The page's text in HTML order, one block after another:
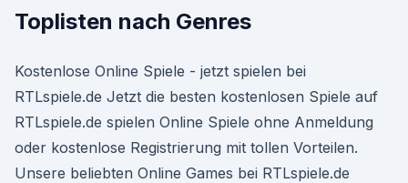
Toplisten nach Genres
Kostenlose Online Spiele - jetzt spielen bei
RTLspiele.de Jetzt die besten kostenlosen Spiele auf
RTLspiele.de spielen Online Spiele ohne Anmeldung
oder kostenlose Registrierung mit tollen Vorteilen.
Unsere beliebten Online Games bei RTLspiele.de